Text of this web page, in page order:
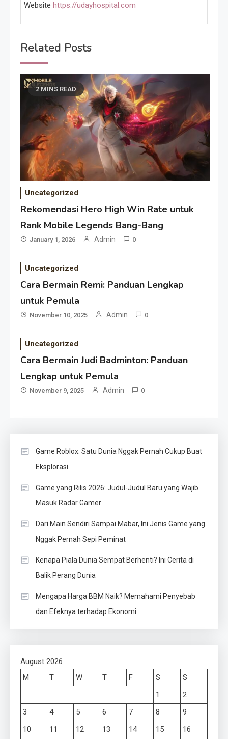
Website https://udayhospital.com
Related Posts
2 MINS READ
Uncategorized
Rekomendasi Hero High Win Rate untuk
Rank Mobile Legends Bang-Bang
January 1, 2026 Admin 0
Uncategorized
Cara Bermain Remi: Panduan Lengkap
untuk Pemula
November 10, 2025 Admin 0
Uncategorized
Cara Bermain Judi Badminton: Panduan
Lengkap untuk Pemula
November 9, 2025 Admin 0
Game Roblox: Satu Dunia Nggak Pernah Cukup Buat
Eksplorasi
Game yang Rilis 2026: Judul-Judul Baru yang Wajib
Masuk Radar Gamer
Dari Main Sendiri Sampai Mabar, Ini Jenis Game yang
Nggak Pernah Sepi Peminat
Kenapa Piala Dunia Sempat Berhenti? Ini Cerita di
Balik Perang Dunia
Mengapa Harga BBM Naik? Memahami Penyebab
dan Efeknya terhadap Ekonomi
August 2026
M
T W T F S
S
1
2
3
4 5 6 7 8
9
10
11 12 13 14 15 16